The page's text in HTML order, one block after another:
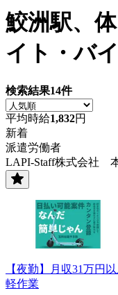
鮫洲駅、
イト・バ
検索結果14件
平均時給1,832円
新着
派遣労働者
LAPI-Staff株式会社
【夜勤】月収31万円
軽作業